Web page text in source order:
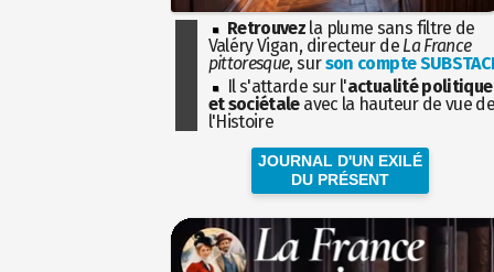
Retrouvez la plume sans filtre de
Valéry Vigan, directeur de La France
pittoresque, surson compte
Il s'attarde sur l'actualité politique
et sociétaleavec la hauteur de vue
l'Histoire
JOURNAL D'UN EXILÉ
DU PRÉSENT